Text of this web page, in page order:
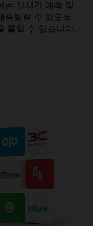
는 실시간 예측 및
줄링할 수 있도록
줄일 수 있습니다.